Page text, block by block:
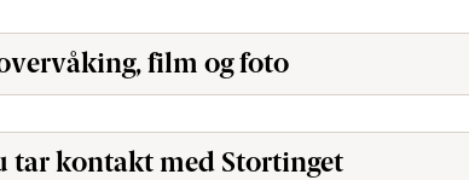
film og foto
tar kontakt med Stortinget